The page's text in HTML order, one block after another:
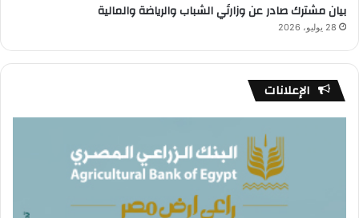
بيان مشترك صادر عن وزارتَي الشباب والرياضة والمالية
28 يوليو، 2026
الإعلانات